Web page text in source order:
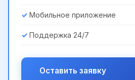
Мобильное приложение
Поддержка 24/7
Оставить заявку